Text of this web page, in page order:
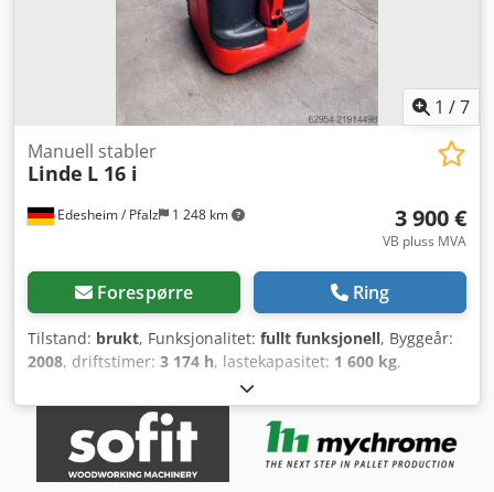
m/min, uten rakel for synkron drift av doseringsrull.
Betjeningsside: venstre Maskinlengde: 975 mm Vekt: 1000
1 /7
Edesheim / Pfalz 1 248 km
Manuell stabler
Linde L 16 i
3 900 €
VB pluss MVA
Forespørre Ring
Tilstand: brukt, Funksjonalitet: fullt funksjonell, Byggeår:
2008, driftstimer: 3 174 h, lastekapasitet: 1 600 kg,
, fri løftehøyde:
drivstofftype:elektrisk, mastetype:simplex, byggehøyde:
1 650 mm, gaffellengde: 1 250 mm, drivtype: Elektro
Høytløfter Lasttyngdepunkt: 600 mm Masttype: Standard
Tilstand: Oppusset uten garanti Teknisk tilstand: god